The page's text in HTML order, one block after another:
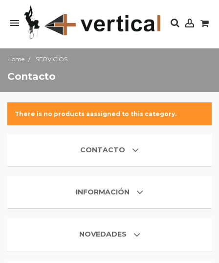
Home SERVICIOS
Contacto
There is no products aassigned to this category.
CONTACTO
INFORMACIÓN
NOVEDADES